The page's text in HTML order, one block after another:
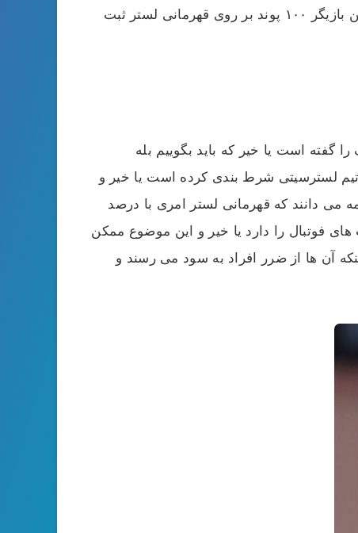
روی این تیم شرط بندی کرده اید و وی پاسخ می دهد که شاید کرده باشم و شاید نه. حال در نظر بگیرید که این بازیگر ۱۰۰ پوند بر روی قهرمانی لستر ثبت
گفته است یا خیر که باید بگوییم بله
لسترسیتی شرط بندی کرده است یا خیر و
دانند که قهرمانی لستر امری با درصد
فوتبال را دارد یا خیر و این موضوع ممکن
آن ها از ضرر افراد به سود می رسند و